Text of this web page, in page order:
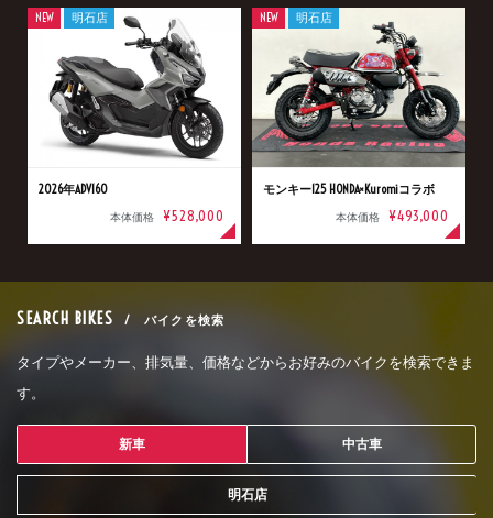
2026年ADV160
本体価格 ¥528,000
NEW 明石店
モンキー125 HONDA×Kuromiコラボ
本体価格 ¥493,000
NEW 明石店
SEARCH BIKES / バイクを検索
タイプやメーカー、排気量、価格などからお好みのバイクを検索できま
す。
新車 中古車
明石店